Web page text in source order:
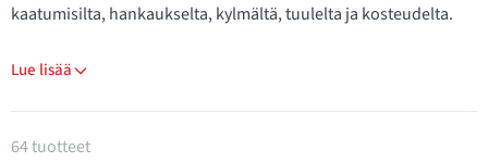
kaatumisilta, hankaukselta, kylmältä, tuulelta ja kosteudelta.
Lue lisää
Tuotteet kategoriassa Pyöräilyhanskat
64 tuotteet